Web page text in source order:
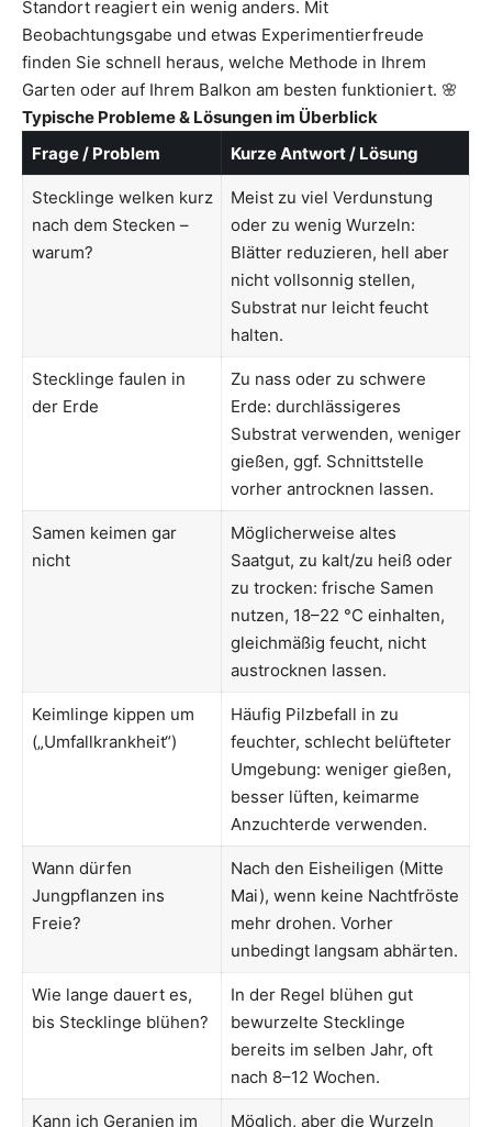
Standort reagiert ein wenig anders. Mit
Beobachtungsgabe und etwas Experimentierfreude
finden Sie schnell heraus, welche Methode in Ihrem
Garten oder auf Ihrem Balkon am besten funktioniert. 🌸
Typische Probleme & Lösungen im Überblick
Frage / Problem
Kurze Antwort / Lösung
Stecklinge welken kurz
nach dem Stecken –
warum?
Meist zu viel Verdunstung
oder zu wenig Wurzeln:
Blätter reduzieren, hell aber
nicht vollsonnig stellen,
Substrat nur leicht feucht
halten.
Stecklinge faulen in
der Erde
Zu nass oder zu schwere
Erde: durchlässigeres
Substrat verwenden, weniger
gießen, ggf. Schnittstelle
vorher antrocknen lassen.
Samen keimen gar
nicht
Möglicherweise altes
Saatgut, zu kalt/zu heiß oder
zu trocken: frische Samen
nutzen, 18–22 °C einhalten,
gleichmäßig feucht, nicht
austrocknen lassen.
Keimlinge kippen um
(„Umfallkrankheit“)
Häufig Pilzbefall in zu
feuchter, schlecht belüfteter
Umgebung: weniger gießen,
besser lüften, keimarme
Anzuchterde verwenden.
Wann dürfen
Jungpflanzen ins
Freie?
Nach den Eisheiligen (Mitte
Mai), wenn keine Nachtfröste
mehr drohen. Vorher
unbedingt langsam abhärten.
Wie lange dauert es,
bis Stecklinge blühen?
In der Regel blühen gut
bewurzelte Stecklinge
bereits im selben Jahr, oft
nach 8–12 Wochen.
Kann ich Geranien im
Möglich, aber die Wurzeln